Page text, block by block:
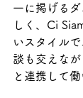
一に掲げる
しく、Ci
いスタイル
談も交えな
と連携して働